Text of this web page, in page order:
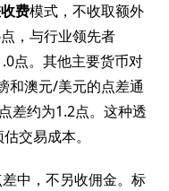
费模式，不收取额外
，与行业领先者
点。其他主要货币对
和澳元/美元的点差通
差约为1.2点。这种透
交易成本。
中，不另收佣金。标